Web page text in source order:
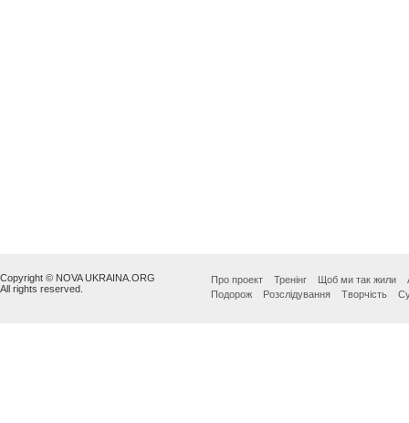
Copyright © NOVA UKRAINA.ORG
All rights reserved.
Про проект Тренінг Щоб ми так жили
Подорож
Розслідування Творчість